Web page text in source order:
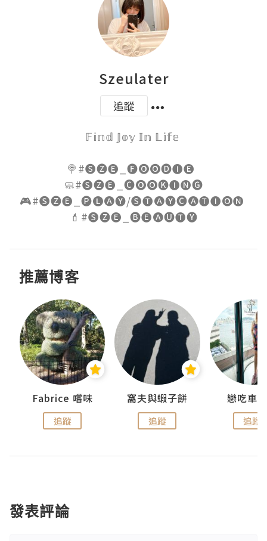
Szeulater
追蹤
𝔽𝕚𝕟𝕕 𝕁𝕠𝕪 𝕀𝕟 𝕃𝕚𝕗𝕖
🍭#🅢🅩🅔_🅕🅞🅞🅓🅘🅔
🧼#🅢🅩🅔_🅒🅞🅞🅚🅘🅝🅖
🎮#🅢🅩🅔_🅟🅛🅐🅨/🅢🅣🅐🅨🅒🅐🅣🅘🅞🅝
💄#🅢🅩🅔_🅑🅔🅐🅤🅣🅨
推薦博客
Fabrice 嚐味
追蹤
窩夫與蝦子餅
追蹤
戀吃車
追蹤
發表評論